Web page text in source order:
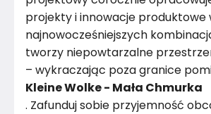
projekty i innowacje produktowe
najnowocześniejszych
tworzy niepowtarzalne
– wykraczając poza granice
Kleine Wolke - Mała Chmurka
. Zafunduj sobie przyjemność